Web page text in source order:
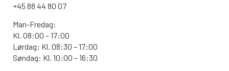
+45 88 44 80 07
Man-Fredag:
Kl. 08:00 – 17:00
Lørdag: Kl. 08:30 – 17:00
Søndag: Kl. 10:00 – 16:30